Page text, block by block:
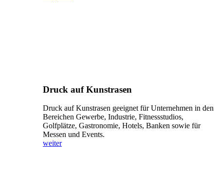
Druck auf Kunstrasen
Druck auf Kunstrasen geeignet für Unternehmen in den
Bereichen Gewerbe, Industrie, Fitnessstudios,
Golfplätze, Gastronomie, Hotels, Banken sowie für
Messen und Events.
weiter